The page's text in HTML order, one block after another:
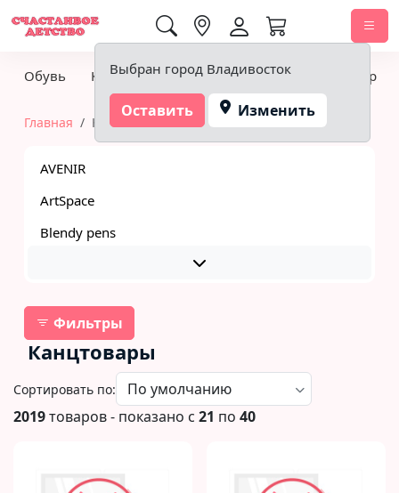
Выбран город Владивосток
Оставить Изменить
Обувь Книги Канцтовары Товары для
Главная Канцтовары
AVENIR
ArtSpace
Blendy pens
Фильтры
Канцтовары
Сортировать по:
2019товаров - показано с 21 по 40